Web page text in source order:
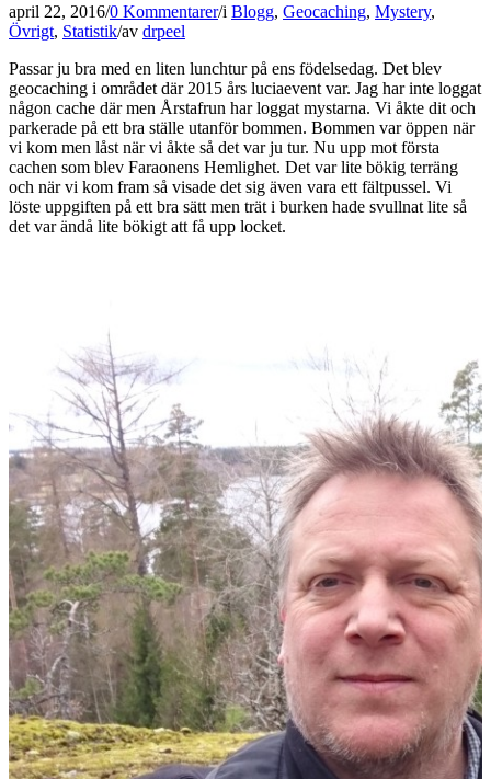
april 22, 2016/0 Kommentarer/i Blogg, Geocaching, Mystery,
Övrigt, Statistik/av drpeel
Passar ju bra med en liten lunchtur på ens födelsedag. Det blev
geocaching i området där 2015 års luciaevent var. Jag har inte loggat
någon cache där men Årstafrun har loggat mystarna. Vi åkte dit och
parkerade på ett bra ställe utanför bommen. Bommen var öppen när
vi kom men låst när vi åkte så det var ju tur. Nu upp mot första
cachen som blev Faraonens Hemlighet. Det var lite bökig terräng
och när vi kom fram så visade det sig även vara ett fältpussel. Vi
löste uppgiften på ett bra sätt men trät i burken hade svullnat lite så
det var ändå lite bökigt att få upp locket.